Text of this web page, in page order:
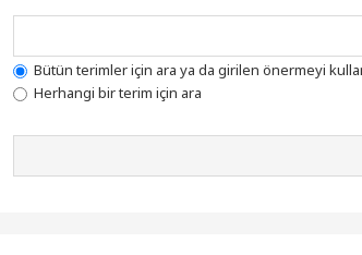
Bütün terimler için ara ya da girilen önermeyi
Herhangi bir terim için ara